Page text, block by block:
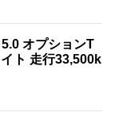
オプションT
ト 走行33,500k